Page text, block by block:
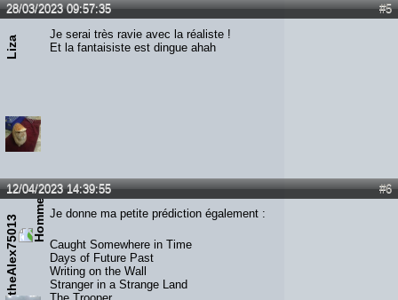
#5
28/03/2023 09:57:35
Liza
Je serai très ravie avec la réaliste !
Et la fantaisiste est dingue ahah
#6
12/04/2023 14:39:55
theAlex75013
Je donne ma petite prédiction également :
Caught Somewhere in Time
Days of Future Past
Writing on the Wall
Stranger in a Strange Land